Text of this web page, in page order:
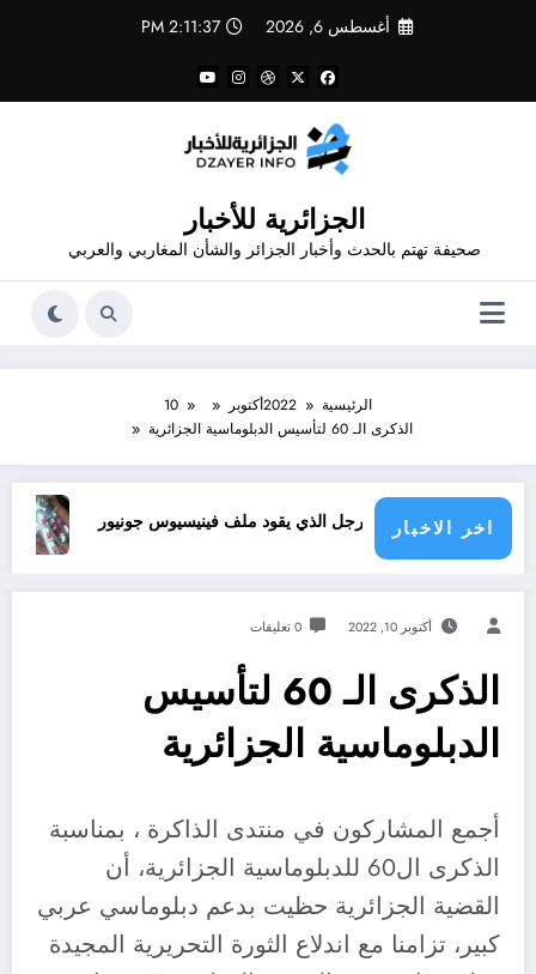
أغسطس 6, 2026 2:11:38 PM
الجزائرية للأخبار
صحيفة تهتم بالحدث وأخبار الجزائر والشأن المغاربي والعربي
الرئيسية 2022أكتوبر
10
الذكرى الـ 60 لتأسيس الدبلوماسية الجزائرية
اخر الاخبار
الرجل الذي يقود ملف فينيسيوس جونيور قانون المؤثرات العقلية في الجزائر
أكتوبر 10, 2022 0 تعليقات
الذكرى الـ 60 لتأسيس
الدبلوماسية الجزائرية
أجمع المشاركون في منتدى الذاكرة ، بمناسبة
الذكرى ال60 للدبلوماسية الجزائرية، أن
القضية الجزائرية حظيت بدعم دبلوماسي عربي
كبير، تزامنا مع اندلاع الثورة التحريرية المجيدة